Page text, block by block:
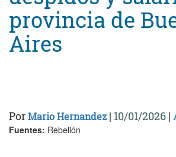
provincia de
Aires
PorMario Hernandez| 10/01/2026 |
Fuentes: Rebelión